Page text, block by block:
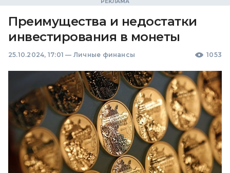
Преимущества и недостатки
инвестирования в монеты
25.10.2024, 17:01 — Личные финансы 1053